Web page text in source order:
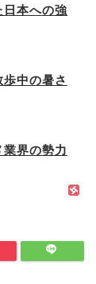
日本への強
中の暑さ
界の勢力